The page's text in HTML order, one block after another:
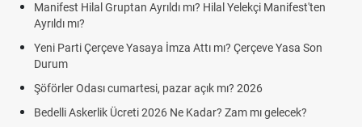
Manifest Hilal Gruptan Ayrıldı mı? Hilal Yelekçi Manifest'ten
Ayrıldı mı?
Yeni Parti Çerçeve Yasaya İmza Attı mı? Çerçeve Yasa Son
Durum
Şöförler Odası cumartesi, pazar açık mı? 2026
Bedelli Askerlik Ücreti 2026 Ne Kadar? Zam mı gelecek?